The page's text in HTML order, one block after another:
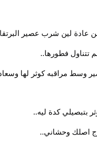
عادة لين شرب عصير
تتناول فطورها..
وسط مراقبه كوثر لها
بتبصيلي كدة ليه..
اصلك وحشاني..